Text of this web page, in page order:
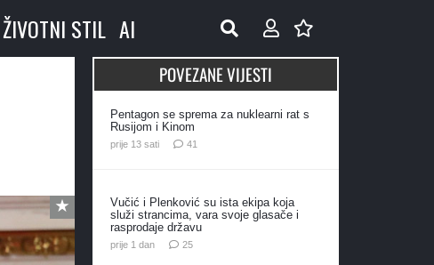
ŽIVOTNI STIL AI
POVEZANE VIJESTI
Pentagon se sprema za nuklearni rat s
Rusijom i Kinom
prije 13 sati 41
Vučić i Plenković su ista ekipa koja
služi strancima, vara svoje glasače i
rasprodaje državu
prije 1 dan 25komentara